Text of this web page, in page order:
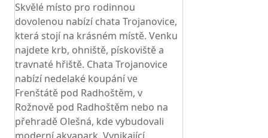
Skvělé místo pro rodinnou
dovolenou nabízí chata Trojanovice,
která stojí na krásném místě. Venku
najdete krb, ohniště, pískoviště a
travnaté hřiště. Chata Trojanovice
nabízí nedelaké koupání ve
Frenštátě pod Radhoštěm, v
Rožnově pod Radhoštěm nebo na
přehradě Olešná, kde vybudovali